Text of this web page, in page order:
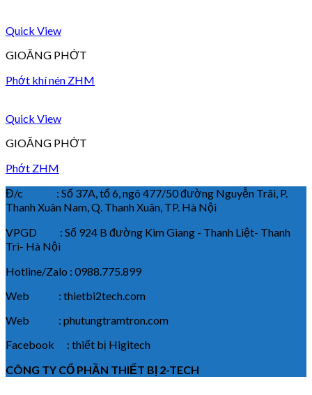
Quick View
GIOĂNG PHỚT
Phớt khí nén ZHM
Quick View
GIOĂNG PHỚT
Phớt ZHM
Đ/c : Số 37A, tổ 6, ngõ 477/50 đường Nguyễn Trãi, P.
Thanh Xuân Nam, Q. Thanh Xuân, TP. Hà Nội
VPGD : Số 924 B đường Kim Giang - Thanh Liệt- Thanh
Trì- Hà Nội
Hotline/Zalo : 0988.775.899
Web : thietbi2tech.com
Web : phutungtramtron.com
Facebook : thiết bị Higitech
CÔNG TY CỔ PHẦN THIẾT BỊ 2-TECH